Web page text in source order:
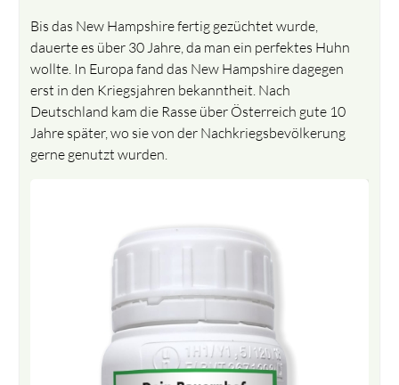
Bis das New Hampshire fertig gezüchtet wurde,
dauerte es über 30 Jahre, da man ein perfektes Huhn
wollte. In Europa fand das New Hampshire dagegen
erst in den Kriegsjahren bekanntheit. Nach
Deutschland kam die Rasse über Österreich gute 10
Jahre später, wo sie von der Nachkriegsbevölkerung
gerne genutzt wurden.